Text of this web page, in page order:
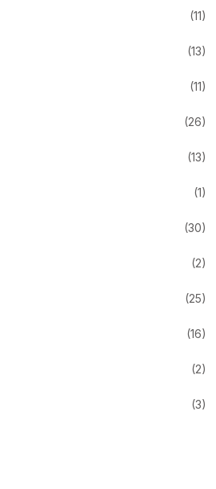
(11)
(13)
(11)
(26)
(13)
(1)
(30)
(2)
(25)
(16)
(2)
(3)